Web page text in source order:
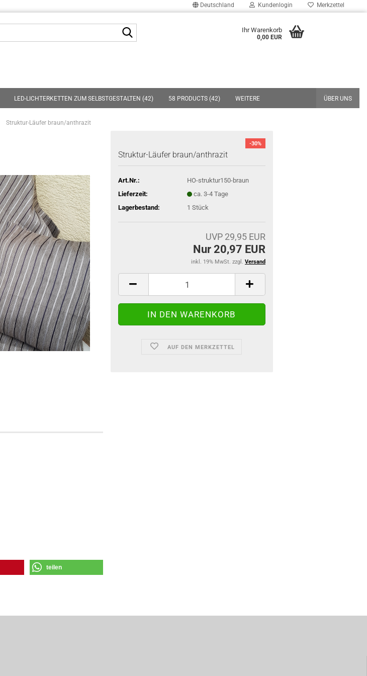
Deutschland Kundenlogin
Passwort vergessen?
Merkzettel
Ihr Warenkorb
0,00 EUR
LED-LICHTERKETTEN ZUM SELBSTGESTALTEN (42) 58 PRODUCTS (42) ÜBER UNS
WEITERE
Struktur-Läufer braun/anthrazit
-30%
Struktur-Läufer braun/anthrazit
Art.Nr.:
HO-struktur150-braun
Lieferzeit:
ca. 3-4 Tage
Lagerbestand:
1 Stück
UVP 29,95 EUR
Nur 20,97 EUR
inkl. 19% MwSt. zzgl. Versand
AUF DEN MERKZETTEL
teilen